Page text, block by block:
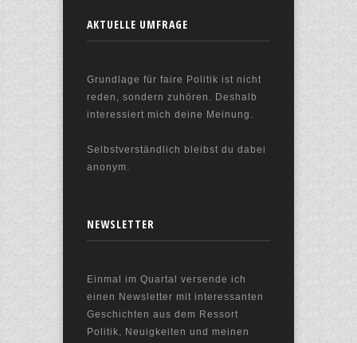
AKTUELLE UMFRAGE
Grundlage für faire Politik ist nicht
reden, sondern zuhören. Deshalb
interessiert mich deine Meinung.
Selbstverständlich bleibst du dabei
anonym.
NEWSLETTER
Einmal im Quartal versende ich
einen Newsletter mit interessanten
Geschichten aus dem Ressort
Politik, Neuigkeiten und meinen